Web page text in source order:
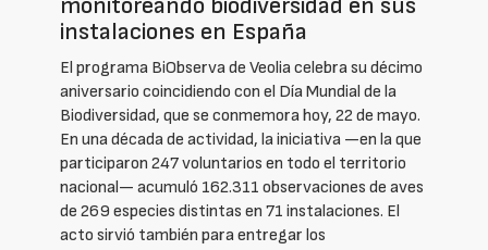
monitoreando biodiversidad en sus
instalaciones en España
El programa BiObserva de Veolia celebra su décimo
aniversario coincidiendo con el Día Mundial de la
Biodiversidad, que se conmemora hoy, 22 de mayo.
En una década de actividad, la iniciativa —en la que
participaron 247 voluntarios en todo el territorio
nacional— acumuló 162.311 observaciones de aves
de 269 especies distintas en 71 instalaciones. El
acto sirvió también para entregar los